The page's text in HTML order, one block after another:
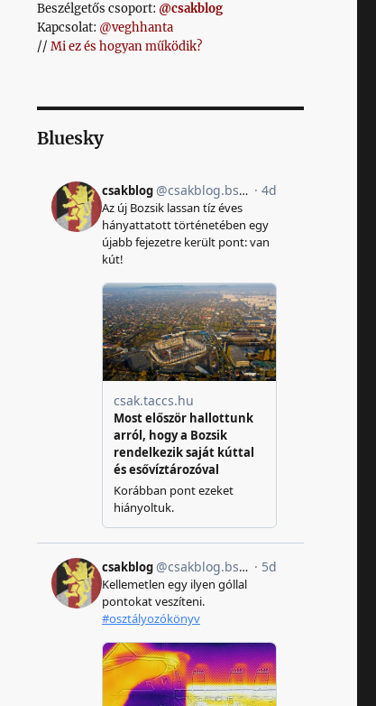
Beszélgetős csoport: @csakblog
Kapcsolat: @veghhanta
// Mi ez és hogyan működik?
Bluesky